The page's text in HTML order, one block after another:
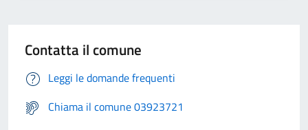
Contatta il comune
Leggi le domande frequenti
Chiama il comune 03923721